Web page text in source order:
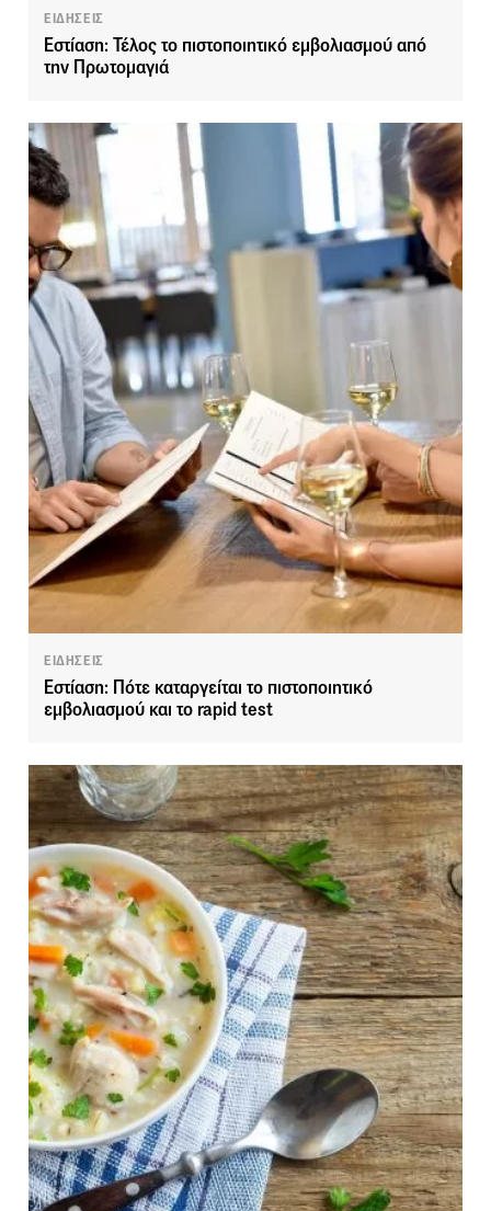
ΕΙΔΗΣΕΙΣ
Εστίαση: Τέλος το πιστοποιητικό εμβολιασμού από
την Πρωτομαγιά
ΕΙΔΗΣΕΙΣ
Εστίαση: Πότε καταργείται το πιστοποιητικό
εμβολιασμού και το rapid test